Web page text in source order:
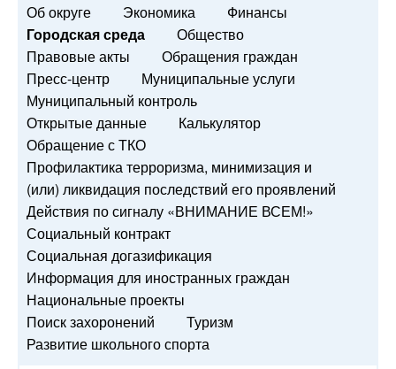
Об округе Экономика
Финансы
Городская среда
Общество
Правовые акты
Обращения граждан
Пресс-центр
Муниципальные услуги
Муниципальный контроль
Открытые данные
Калькулятор
Обращение с ТКО
Профилактика терроризма, минимизация и
(или) ликвидация последствий его проявлений
Действия по сигналу «ВНИМАНИЕ ВСЕМ!»
Социальный контракт
Социальная догазификация
Информация для иностранных граждан
Национальные проекты
Поиск захоронений
Туризм
Развитие школьного спорта